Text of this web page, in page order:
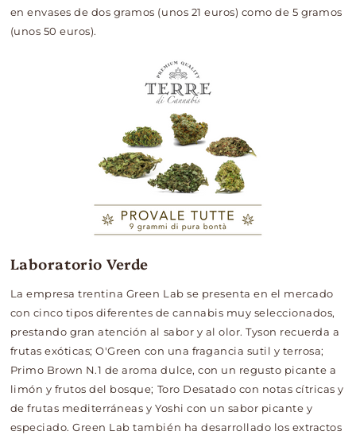
en envases de dos gramos (unos 21 euros) como de 5 gramos
(unos 50 euros).
Laboratorio Verde
La empresa trentina Green Lab se presenta en el mercado
con cinco tipos diferentes de cannabis muy seleccionados,
prestando gran atención al sabor y al olor. Tyson recuerda a
frutas exóticas; O'Green con una fragancia sutil y terrosa;
Primo Brown N.1 de aroma dulce, con un regusto picante a
limón y frutos del bosque; Toro Desatado con notas cítricas y
de frutas mediterráneas y Yoshi con un sabor picante y
especiado. Green Lab también ha desarrollado los extractos